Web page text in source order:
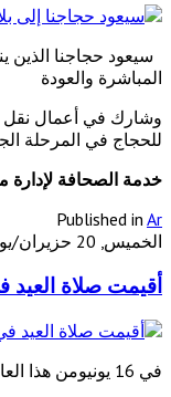
سيعود حجاجنا
المباشرة والعودة
وشارك في أعمال نقل
للحجاج في المرحلة
خدمة الصحافة
Published in Ar
الخميس, 20 حزيران/يونيو 2024 00:00
أقيمت صلاة العيد
في 16 يونيومن هذا العام، في الصباح الباكر، أدى الآلاف من مواطنينا صلاة عيد الأضحى في 2074 الفي و اربعة وسبعين مسجدا في جميع أنحاء جمهوريتنا